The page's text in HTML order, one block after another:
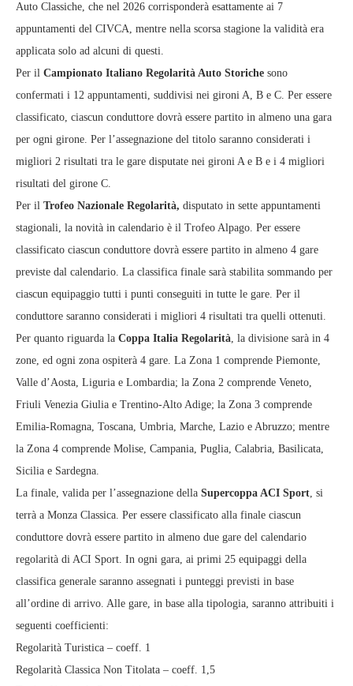
Auto Classiche, che nel 2026 corrisponderà esattamente ai 7
appuntamenti del CIVCA, mentre nella scorsa stagione la validità era
applicata solo ad alcuni di questi.
Per il Campionato Italiano Regolarità Auto Storiche sono
confermati i 12 appuntamenti, suddivisi nei gironi A, B e C. Per essere
classificato, ciascun conduttore dovrà essere partito in almeno una gara
per ogni girone. Per l’assegnazione del titolo saranno considerati i
migliori 2 risultati tra le gare disputate nei gironi A e B e i 4 migliori
risultati del girone C.
Per il Trofeo Nazionale Regolarità, disputato in sette appuntamenti
stagionali, la novità in calendario è il Trofeo Alpago. Per essere
classificato ciascun conduttore dovrà essere partito in almeno 4 gare
previste dal calendario. La classifica finale sarà stabilita sommando per
ciascun equipaggio tutti i punti conseguiti in tutte le gare. Per il
conduttore saranno considerati i migliori 4 risultati tra quelli ottenuti.
Per quanto riguarda la Coppa Italia Regolarità, la divisione sarà in 4
zone, ed ogni zona ospiterà 4 gare. La Zona 1 comprende Piemonte,
Valle d’Aosta, Liguria e Lombardia; la Zona 2 comprende Veneto,
Friuli Venezia Giulia e Trentino-Alto Adige; la Zona 3 comprende
Emilia-Romagna, Toscana, Umbria, Marche, Lazio e Abruzzo; mentre
la Zona 4 comprende Molise, Campania, Puglia, Calabria, Basilicata,
Sicilia e Sardegna.
La finale, valida per l’assegnazione della Supercoppa ACI Sport, si
terrà a Monza Classica. Per essere classificato alla finale ciascun
conduttore dovrà essere partito in almeno due gare del calendario
regolarità di ACI Sport. In ogni gara, ai primi 25 equipaggi della
classifica generale saranno assegnati i punteggi previsti in base
all’ordine di arrivo. Alle gare, in base alla tipologia, saranno attribuiti i
seguenti coefficienti:
Regolarità Turistica – coeff. 1
Regolarità Classica Non Titolata – coeff. 1,5